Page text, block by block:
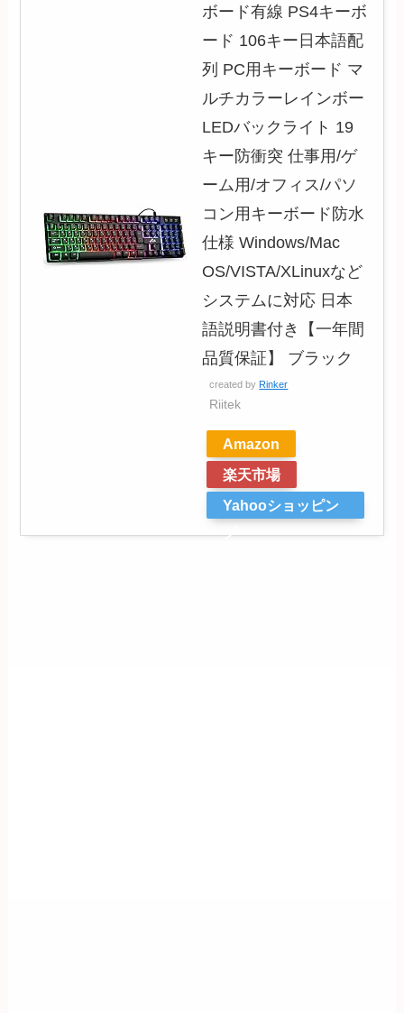
ボード有線 PS4キーボ
ード 106キー日本語配
列 PC用キーボード マ
ルチカラーレインボー
LEDバックライト 19
キー防衝突 仕事用/ゲ
ーム用/オフィス/パソ
コン用キーボード防水
仕様 Windows/Mac
OS/VISTA/XLinuxなど
システムに対応 日本
語説明書付き【一年間
品質保証】 ブラック
created by Rinker
Riitek
Amazon
楽天市場
Yahooショッピン
グ